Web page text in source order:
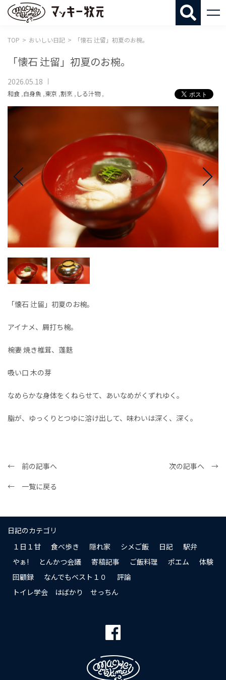
TOP おいしい日記 「懐石 辻留」初夏のお椀。
「懐石 辻留」初夏のお椀。
2026.05.18
和食 ,白身魚 ,東京 ,割烹 , しる汁物,
「懐石 辻留」初夏のお椀。
アイナメ、屑打ち椀。
椀妻 焼き椎茸、蓬麩
吸い口 木の芽
なめらかな身体をくねらせて、あいなめがくずれゆく。
脂が、ゆっくりとつゆに溶け出して、味わいは深く、深く。
← 前の記事へ
次の記事へ →
← 一覧に戻る
日記のカテゴリ
１日１甘
食べ歩き 隠れ家 シメご飯 日記
駅弁
やぁ!
とんかつ会議 寄稿記事 ご飯料理 ポエム
体験
回顧録
なんでもベスト１０
評論
トイレ学会 はばかり せっちん